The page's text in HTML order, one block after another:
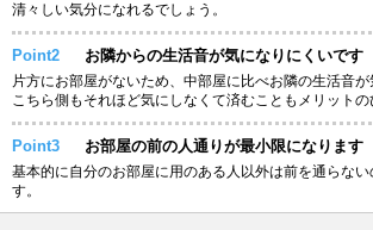
清々しい気分になれるでしょう。
Point2 お隣からの生活音が気になりにくいです
片方にお部屋がないため、中部屋に比べお隣の生活音
こちら側もそれほど気にしなくて済むこともメリットの
Point3 お部屋の前の人通りが最小限になります
基本的に自分のお部屋に用のある人以外は前を通らな
す。